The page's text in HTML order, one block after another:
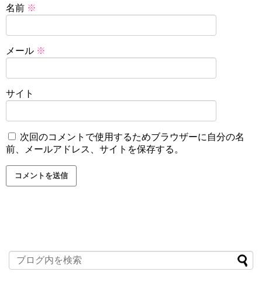
名前 ※
メール ※
サイト
次回のコメントで使用するためブラウザーに自分の名
前、メールアドレス、サイトを保存する。